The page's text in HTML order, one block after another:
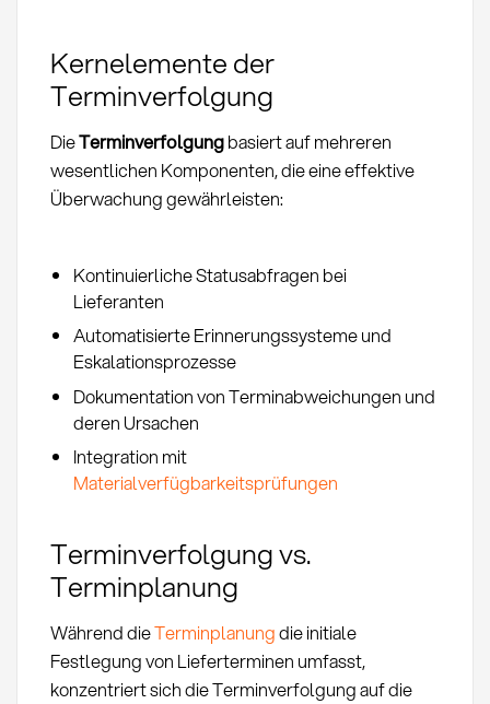
Kernelemente der
Terminverfolgung
DieTerminverfolgungbasiert auf mehreren
wesentlichen Komponenten, die eine effektive
Überwachung gewährleisten:
Kontinuierliche Statusabfragen bei
Lieferanten
Automatisierte Erinnerungssysteme und
Eskalationsprozesse
Dokumentation von Terminabweichungen und
deren Ursachen
Integration mit
Materialverfügbarkeitsprüfungen
Terminverfolgung vs.
Terminplanung
Während dieTerminplanungdie initiale
Festlegung von Lieferterminen umfasst,
konzentriert sich die Terminverfolgung auf die